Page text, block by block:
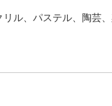
ル、パステル、陶芸